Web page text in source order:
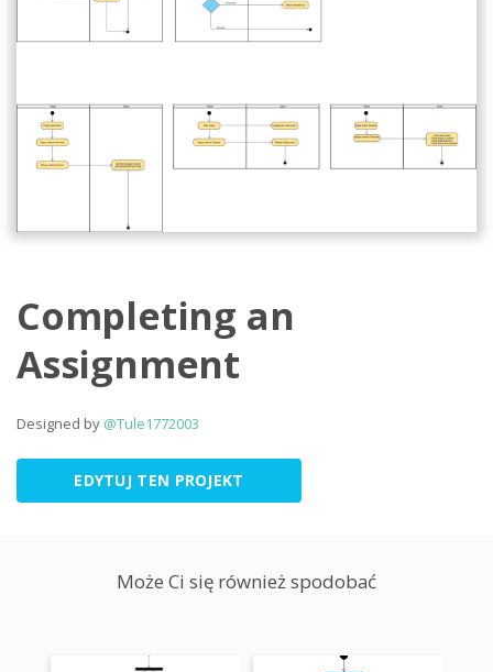
Completing an
Assignment
Designed by @Tule1772003
EDYTUJ TEN PROJEKT
Może Ci się również spodobać